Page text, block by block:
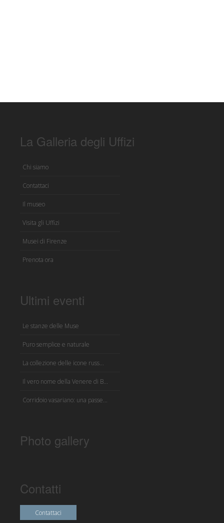
La Galleria degli Uffizi
Chi siamo
Contattaci
Il museo
Visita gli Uffizi
Musei di Firenze
Prenota ora
Ultimi eventi
Le stanze delle Muse
Puro semplice e naturale
La collezione delle icone russ...
Il vero nome della Venere di B...
Corridoio vasariano: una passe...
Photo gallery
Contatti
Contattaci